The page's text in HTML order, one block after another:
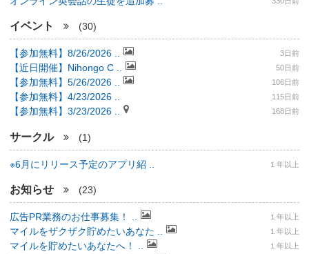
イベント (30)
【参加無料】8/26/2026 .. 3日前
【近日開催】Nihongo C .. 50日前
【参加無料】5/26/2026 .. 106日前
【参加無料】4/23/2026 .. 115日前
【参加無料】3/23/2026 .. 168日前
サークル (1)
※6月にリリース予定のアプリ紹 .. １年以上
お知らせ (23)
広告PR業務のお仕事募集！ .. １年以上
マイルをザクザク貯めたいあなた .. １年以上
マイルを貯めたいあなたへ！ .. １年以上